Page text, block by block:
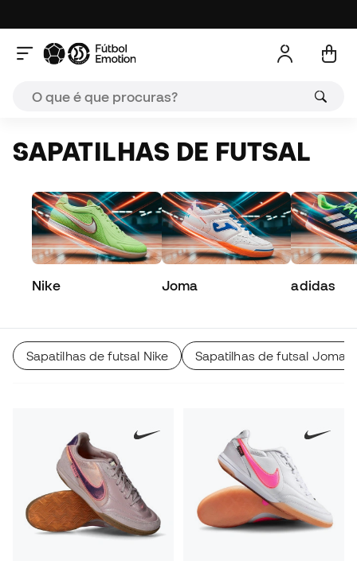
SAPATILHAS DE FUTSAL
Nike Joma adidas
Sapatilhas de futsal Nike Sapatilhas de futsal Joma